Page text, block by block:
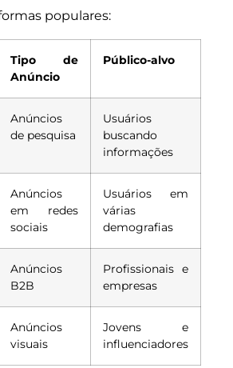
populares:
Tipo de
Anúncio
Público-alvo
Anúncios
de pesquisa
Usuários
buscando
informações
Anúncios
em redes
sociais
Usuários em
várias
demografias
Anúncios
B2B
Profissionais e
empresas
Anúncios
visuais
Jovens e
influenciadores